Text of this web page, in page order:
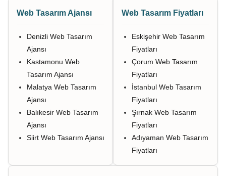
Web Tasarım Ajansı
Denizli Web Tasarım
Ajansı
Kastamonu Web
Tasarım Ajansı
Malatya Web Tasarım
Ajansı
Balıkesir Web Tasarım
Ajansı
Siirt Web Tasarım Ajansı
Web Tasarım Fiyatları
Eskişehir Web Tasarım
Fiyatları
Çorum Web Tasarım
Fiyatları
İstanbul Web Tasarım
Fiyatları
Şırnak Web Tasarım
Fiyatları
Adıyaman Web Tasarım
Fiyatları